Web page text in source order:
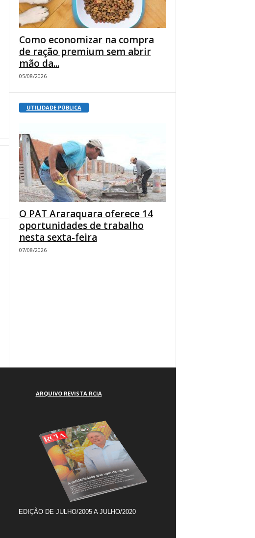
Como economizar na compra
de ração premium sem abrir
mão da...
05/08/2026
UTILIDADE PÚBLICA
O PAT Araraquara oferece 14
oportunidades de trabalho
nesta sexta-feira
07/08/2026
ARQUIVO REVISTA RCIA
EDIÇÃO DE JULHO/2005 A JULHO/2020